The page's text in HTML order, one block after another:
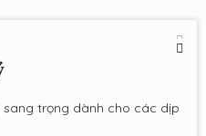
sang trọng dành cho các dịp